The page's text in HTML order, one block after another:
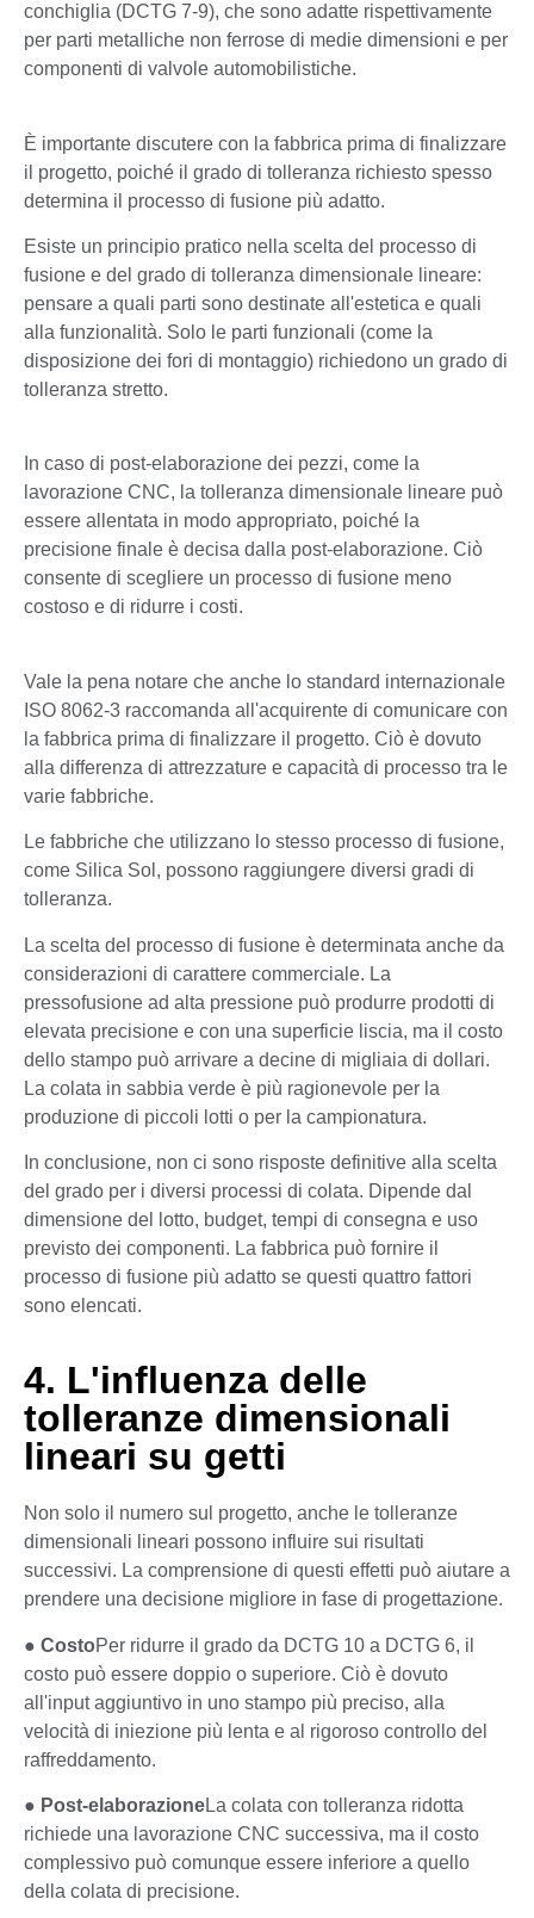
conchiglia (DCTG 7-9), che sono adatte rispettivamente
per parti metalliche non ferrose di medie dimensioni e per
componenti di valvole automobilistiche.
È importante discutere con la fabbrica prima di finalizzare
il progetto, poiché il grado di tolleranza richiesto spesso
determina il processo di fusione più adatto.
Esiste un principio pratico nella scelta del processo di
fusione e del grado di tolleranza dimensionale lineare:
pensare a quali parti sono destinate all'estetica e quali
alla funzionalità. Solo le parti funzionali (come la
disposizione dei fori di montaggio) richiedono un grado di
tolleranza stretto.
In caso di post-elaborazione dei pezzi, come la
lavorazione CNC, la tolleranza dimensionale lineare può
essere allentata in modo appropriato, poiché la
precisione finale è decisa dalla post-elaborazione. Ciò
consente di scegliere un processo di fusione meno
costoso e di ridurre i costi.
Vale la pena notare che anche lo standard internazionale
ISO 8062-3 raccomanda all'acquirente di comunicare con
la fabbrica prima di finalizzare il progetto. Ciò è dovuto
alla differenza di attrezzature e capacità di processo tra le
varie fabbriche.
Le fabbriche che utilizzano lo stesso processo di fusione,
come Silica Sol, possono raggiungere diversi gradi di
tolleranza.
La scelta del processo di fusione è determinata anche da
considerazioni di carattere commerciale. La
pressofusione ad alta pressione può produrre prodotti di
elevata precisione e con una superficie liscia, ma il costo
dello stampo può arrivare a decine di migliaia di dollari.
La colata in sabbia verde è più ragionevole per la
produzione di piccoli lotti o per la campionatura.
In conclusione, non ci sono risposte definitive alla scelta
del grado per i diversi processi di colata. Dipende dal
dimensione del lotto, budget, tempi di consegna e uso
previsto dei componenti. La fabbrica può fornire il
processo di fusione più adatto se questi quattro fattori
sono elencati.
4. L'influenza delle
tolleranze dimensionali
lineari su getti
Non solo il numero sul progetto, anche le tolleranze
dimensionali lineari possono influire sui risultati
successivi. La comprensione di questi effetti può aiutare a
prendere una decisione migliore in fase di progettazione.
● CostoPer ridurre il grado da DCTG 10 a DCTG 6, il
costo può essere doppio o superiore. Ciò è dovuto
all'input aggiuntivo in uno stampo più preciso, alla
velocità di iniezione più lenta e al rigoroso controllo del
raffreddamento.
● Post-elaborazioneLa colata con tolleranza ridotta
richiede una lavorazione CNC successiva, ma il costo
complessivo può comunque essere inferiore a quello
della colata di precisione.